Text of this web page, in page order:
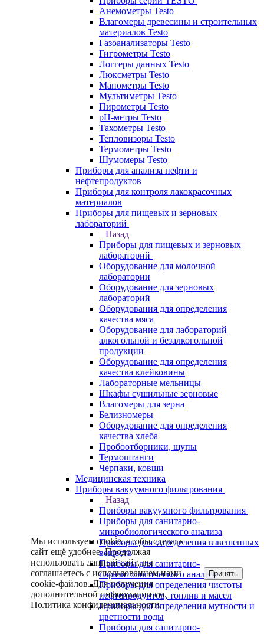
Анемометры Testo
Влагомеры древесины и строительных
материалов Testo
Газоанализаторы Testo
Гигрометры Testo
Логгеры данных Testo
Люксметры Testo
Манометры Testo
Мультиметры Testo
Пирометры Testo
pH-метры Testo
Тахометры Testo
Тепловизоры Testo
Термометры Testo
Шумомеры Testo
Приборы для анализа нефти и
нефтепродуктов
Приборы для контроля лакокрасочных
материалов
Приборы для пищевых и зерновых
лабораторий
Назад
Приборы для пищевых и зерновых
лабораторий
Оборудование для молочной
лаборатории
Оборудование для зерновых
лабораторий
Оборудования для определения
качества мяса
Оборудование для лабораторий
алкогольной и безалкогольной
продукции
Оборудование для определения
качества клейковины
Лабораторные мельницы
Шкафы сушильные зерновые
Влагомеры для зерна
Белизномеры
Оборудование для определения
качества хлеба
Пробоотборники, щупы
Термоштанги
Черпаки, ковши
Медицинская техника
Приборы вакуумного фильтрования
Назад
Приборы вакуумного фильтрования
Приборы для санитарно-
микробиологического анализа
Приборы для определения взвешенных
веществ
Приборы для санитарно-
паразитологического анализа
Приборы для определения чистоты
нефтепродуктов, топлив и масел
Приборы для определения мутности и
цветности воды
Приборы для санитарно-
Мы используем cookie, чтобы сделать
сайт ещё удобнее. Продолжая
использовать данный сайт, вы
соглашаетесь с использованием нами
cookie-файлов. Для получения
дополнительной информации см.
Политика конфиденциальности.
Принять